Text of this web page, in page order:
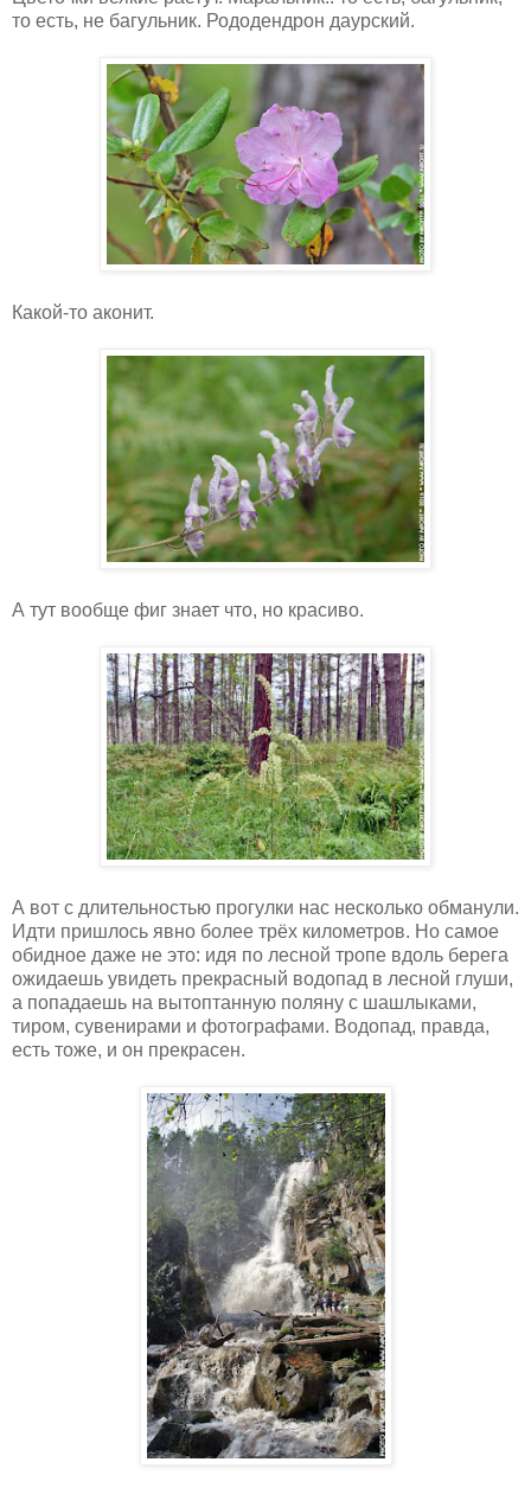
то есть, не багульник. Рододендрон даурский.
Какой-то аконит.
А тут вообще фиг знает что, но красиво.
А вот с длительностью прогулки нас несколько обманули.
Идти пришлось явно более трёх километров. Но самое
обидное даже не это: идя по лесной тропе вдоль берега
ожидаешь увидеть прекрасный водопад в лесной глуши,
а попадаешь на вытоптанную поляну с шашлыками,
тиром, сувенирами и фотографами. Водопад, правда,
есть тоже, и он прекрасен.